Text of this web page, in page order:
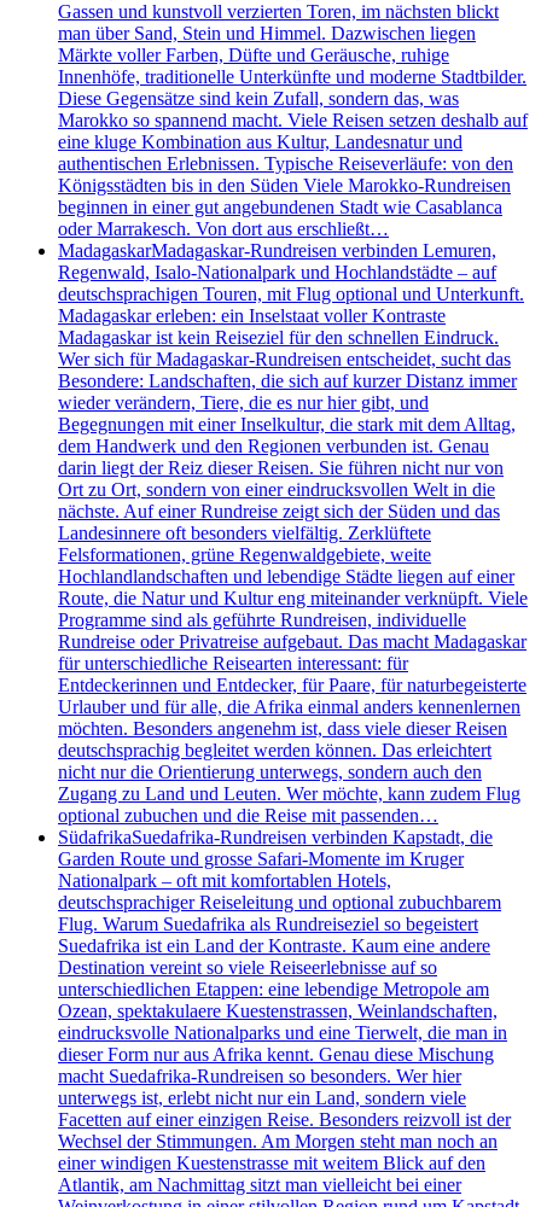
Gassen und kunstvoll verzierten Toren, im nächsten blickt
man über Sand, Stein und Himmel. Dazwischen liegen
Märkte voller Farben, Düfte und Geräusche, ruhige
Innenhöfe, traditionelle Unterkünfte und moderne Stadtbilder.
Diese Gegensätze sind kein Zufall, sondern das, was
Marokko so spannend macht. Viele Reisen setzen deshalb auf
eine kluge Kombination aus Kultur, Landesnatur und
authentischen Erlebnissen. Typische Reiseverläufe: von den
Königsstädten bis in den Süden Viele Marokko-Rundreisen
beginnen in einer gut angebundenen Stadt wie Casablanca
oder Marrakesch. Von dort aus erschließt…
MadagaskarMadagaskar-Rundreisen verbinden Lemuren,
Regenwald, Isalo-Nationalpark und Hochlandstädte – auf
deutschsprachigen Touren, mit Flug optional und Unterkunft.
Madagaskar erleben: ein Inselstaat voller Kontraste
Madagaskar ist kein Reiseziel für den schnellen Eindruck.
Wer sich für Madagaskar-Rundreisen entscheidet, sucht das
Besondere: Landschaften, die sich auf kurzer Distanz immer
wieder verändern, Tiere, die es nur hier gibt, und
Begegnungen mit einer Inselkultur, die stark mit dem Alltag,
dem Handwerk und den Regionen verbunden ist. Genau
darin liegt der Reiz dieser Reisen. Sie führen nicht nur von
Ort zu Ort, sondern von einer eindrucksvollen Welt in die
nächste. Auf einer Rundreise zeigt sich der Süden und das
Landesinnere oft besonders vielfältig. Zerklüftete
Felsformationen, grüne Regenwaldgebiete, weite
Hochlandlandschaften und lebendige Städte liegen auf einer
Route, die Natur und Kultur eng miteinander verknüpft. Viele
Programme sind als geführte Rundreisen, individuelle
Rundreise oder Privatreise aufgebaut. Das macht Madagaskar
für unterschiedliche Reisearten interessant: für
Entdeckerinnen und Entdecker, für Paare, für naturbegeisterte
Urlauber und für alle, die Afrika einmal anders kennenlernen
möchten. Besonders angenehm ist, dass viele dieser Reisen
deutschsprachig begleitet werden können. Das erleichtert
nicht nur die Orientierung unterwegs, sondern auch den
Zugang zu Land und Leuten. Wer möchte, kann zudem Flug
optional zubuchen und die Reise mit passenden…
SüdafrikaSuedafrika-Rundreisen verbinden Kapstadt, die
Garden Route und grosse Safari-Momente im Kruger
Nationalpark – oft mit komfortablen Hotels,
deutschsprachiger Reiseleitung und optional zubuchbarem
Flug. Warum Suedafrika als Rundreiseziel so begeistert
Suedafrika ist ein Land der Kontraste. Kaum eine andere
Destination vereint so viele Reiseerlebnisse auf so
unterschiedlichen Etappen: eine lebendige Metropole am
Ozean, spektakulaere Kuestenstrassen, Weinlandschaften,
eindrucksvolle Nationalparks und eine Tierwelt, die man in
dieser Form nur aus Afrika kennt. Genau diese Mischung
macht Suedafrika-Rundreisen so besonders. Wer hier
unterwegs ist, erlebt nicht nur ein Land, sondern viele
Facetten auf einer einzigen Reise. Besonders reizvoll ist der
Wechsel der Stimmungen. Am Morgen steht man noch an
einer windigen Kuestenstrasse mit weitem Blick auf den
Atlantik, am Nachmittag sitzt man vielleicht bei einer